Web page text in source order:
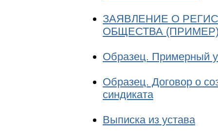
ЗАЯВЛЕНИЕ О
ОБЩЕСТВА
Образец. Примерный
Образец. Договор о
синдиката
Выписка из устава